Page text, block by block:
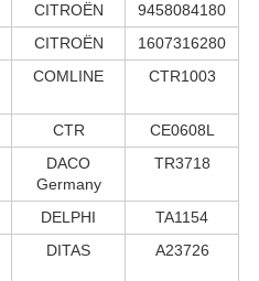
CITROËN
9458084180
CITROËN
1607316280
COMLINE CTR1003
CTR
CE0608L
DACO
Germany
TR3718
DELPHI
TA1154
DITAS A23726